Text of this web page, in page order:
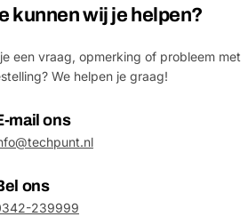
kunnen wij je helpen?
een vraag, opmerking of probleem met
We helpen je graag!
mail ons
ons
239999